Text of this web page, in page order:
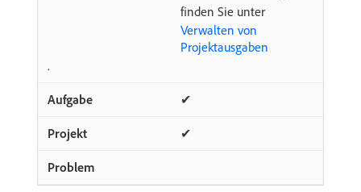
finden Sie unter
Verwalten von
Projektausgaben
.
✔
✔